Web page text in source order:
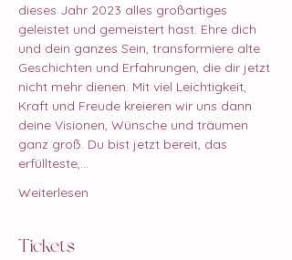
dieses Jahr 2023 alles großartiges
geleistet und gemeistert hast. Ehre dich
und dein ganzes Sein, transformiere alte
Geschichten und Erfahrungen, die dir jetzt
nicht mehr dienen. Mit viel Leichtigkeit,
Kraft und Freude kreieren wir uns dann
deine Visionen, Wünsche und träumen
ganz groß. Du bist jetzt bereit, das
erfüllteste,…
Weiterlesen
Tickets